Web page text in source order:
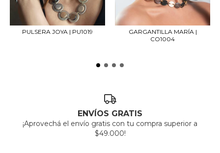
PULSERA JOYA | PU1019
GARGANTILLA MARÍA |
CO1004
ENVÍOS GRATIS
¡Aprovechá el envío gratis con tu compra superior a
$49.000!